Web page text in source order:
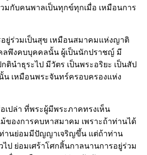
มกับคนพาลเป็นทุกข์ทุกเมื่อ เหมือนการ
ยู่ร่วมเป็นสุข เหมือนสมาคมแห่งญาติ
ลพึงคบบุคคลนั้น ผู้เป็นนักปราชญ์ มี
นำธุระไป มีวัตร เป็นพระอริยะ เป็นสัป
เหมือนพระจันทร์ครอบครองแห่ง
เปล่า ที่พระผู้มีพระภาคทรงเห็น
ของการคบหาสมาคม เพราะถ้าท่านได้
านย่อมมีปัญญาเจริญขึ้น แต่ถ้าท่าน
ป ย่อมเศร้าโศกสิ้นกาลนานการอยู่ร่วม